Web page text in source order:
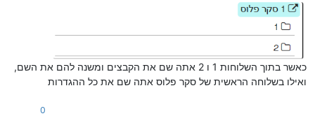
כאשר בתוך השלוחות 1 ו 2 אתה שם את הקבצים ומשנה להם את השם,
ואילו בשלוחה הראשית של סקר פלוס אתה שם את כל ההגדרות
0